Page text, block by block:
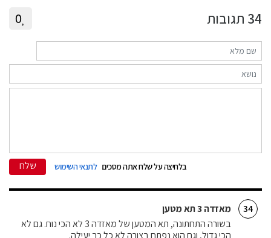
34 תגובות 0
בלחיצה על שלח אתה מסכים לתנאי השימוש שלח
34
מאזדה 3 תא מטען
בשורה התחתונה, תא המטען של מאזדה 3 לא הכי נוח. גם לא